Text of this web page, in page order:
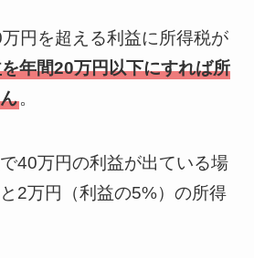
円を超える利益に所得税が
年間20万円以下にすれば所
。
40万円の利益が出ている場
2万円（利益の5%）の所得